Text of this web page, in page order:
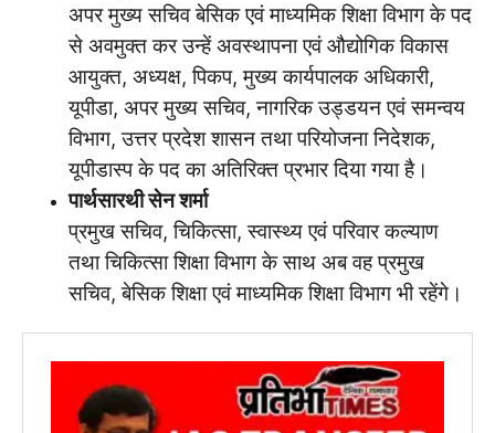
अपर मुख्य सचिव बेसिक एवं माध्यमिक शिक्षा विभाग के पद
से अवमुक्त कर उन्हें अवस्थापना एवं औद्योगिक विकास
आयुक्त, अध्यक्ष, पिकप, मुख्य कार्यपालक अधिकारी,
यूपीडा, अपर मुख्य सचिव, नागरिक उड्डयन एवं समन्वय
विभाग, उत्तर प्रदेश शासन तथा परियोजना निदेशक,
यूपीडास्प के पद का अतिरिक्त प्रभार दिया गया है।
पार्थसारथी सेन शर्मा
प्रमुख सचिव, चिकित्सा, स्वास्थ्य एवं परिवार कल्याण
तथा चिकित्सा शिक्षा विभाग के साथ अब वह प्रमुख
सचिव, बेसिक शिक्षा एवं माध्यमिक शिक्षा विभाग भी रहेंगे।